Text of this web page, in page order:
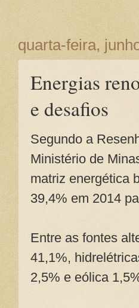
quarta-feira,
Energias
e desafios
Segundo a
Ministério de
matriz energética
39,4% em 2014
Entre as fontes
41,1%,
2,5% e eólica